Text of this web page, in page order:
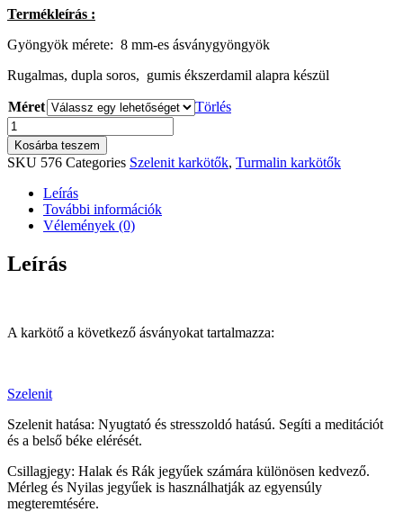
Termékleírás :
Gyöngyök mérete: 8 mm-es ásványgyöngyök
Rugalmas, dupla soros, gumis ékszerdamil alapra készül
Méret
Törlés
Belső
béke,
nyugalom,
harmónia
karkötő
mennyiség
Kosárba teszem
SKU 576 Categories Szelenit karkötők, Turmalin karkötők
Leírás
További információk
Vélemények (0)
Leírás
A karkötő a következő ásványokat tartalmazza:
Szelenit
Szelenit hatása: Nyugtató és stresszoldó hatású. Segíti a meditációt
és a belső béke elérését.
Csillagjegy: Halak és Rák jegyűek számára különösen kedvező.
Mérleg és Nyilas jegyűek is használhatják az egyensúly
megteremtésére.